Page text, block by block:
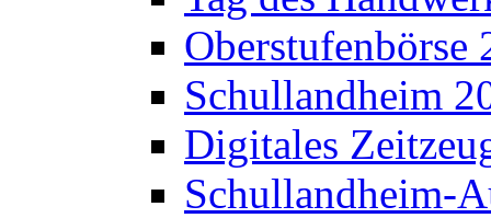
Oberstufenbörse
Schullandheim
Digitales
Schullandheim-